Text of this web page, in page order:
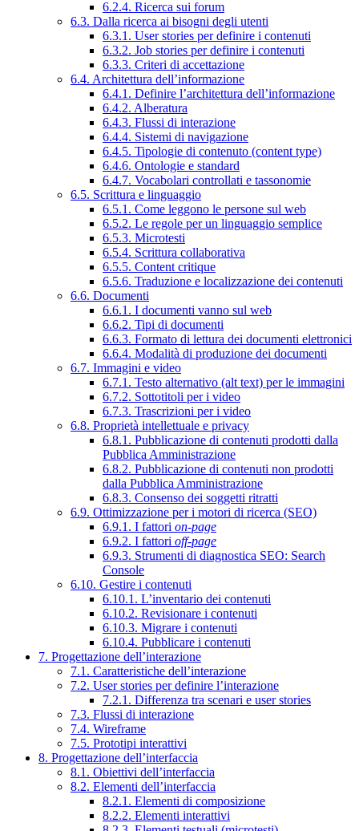
6.2.4. Ricerca sui forum
6.3. Dalla ricerca ai bisogni degli utenti
6.3.1. User stories per definire i contenuti
6.3.2. Job stories per definire i contenuti
6.3.3. Criteri di accettazione
6.4. Architettura dell’informazione
6.4.1. Definire l’architettura dell’informazione
6.4.2. Alberatura
6.4.3. Flussi di interazione
6.4.4. Sistemi di navigazione
6.4.5. Tipologie di contenuto (content type)
6.4.6. Ontologie e standard
6.4.7. Vocabolari controllati e tassonomie
6.5. Scrittura e linguaggio
6.5.1. Come leggono le persone sul web
6.5.2. Le regole per un linguaggio semplice
6.5.3. Microtesti
6.5.4. Scrittura collaborativa
6.5.5. Content critique
6.5.6. Traduzione e localizzazione dei contenuti
6.6. Documenti
6.6.1. I documenti vanno sul web
6.6.2. Tipi di documenti
6.6.3. Formato di lettura dei documenti elettronici
6.6.4. Modalità di produzione dei documenti
6.7. Immagini e video
6.7.1. Testo alternativo (alt text) per le immagini
6.7.2. Sottotitoli per i video
6.7.3. Trascrizioni per i video
6.8. Proprietà intellettuale e privacy
6.8.1. Pubblicazione di contenuti prodotti dalla
Pubblica Amministrazione
6.8.2. Pubblicazione di contenuti non prodotti
dalla Pubblica Amministrazione
6.8.3. Consenso dei soggetti ritratti
6.9. Ottimizzazione per i motori di ricerca (SEO)
6.9.1. I fattori on-page
6.9.2. I fattori off-page
6.9.3. Strumenti di diagnostica SEO: Search
Console
6.10. Gestire i contenuti
6.10.1. L’inventario dei contenuti
6.10.2. Revisionare i contenuti
6.10.3. Migrare i contenuti
6.10.4. Pubblicare i contenuti
7. Progettazione dell’interazione
7.1. Caratteristiche dell’interazione
7.2. User stories per definire l’interazione
7.2.1. Differenza tra scenari e user stories
7.3. Flussi di interazione
7.4. Wireframe
7.5. Prototipi interattivi
8. Progettazione dell’interfaccia
8.1. Obiettivi dell’interfaccia
8.2. Elementi dell’interfaccia
8.2.1. Elementi di composizione
8.2.2. Elementi interattivi